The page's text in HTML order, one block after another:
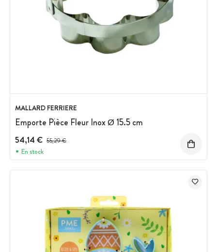
MALLARD FERRIERE
Emporte Pièce Fleur Inox Ø 15.5 cm
54,14 € Prix avant réduction :
55,29 €
En stock